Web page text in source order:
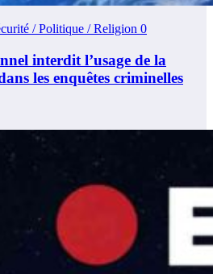
/ Politique / Religion 0
interdit l’usage de la
les enquêtes criminelles